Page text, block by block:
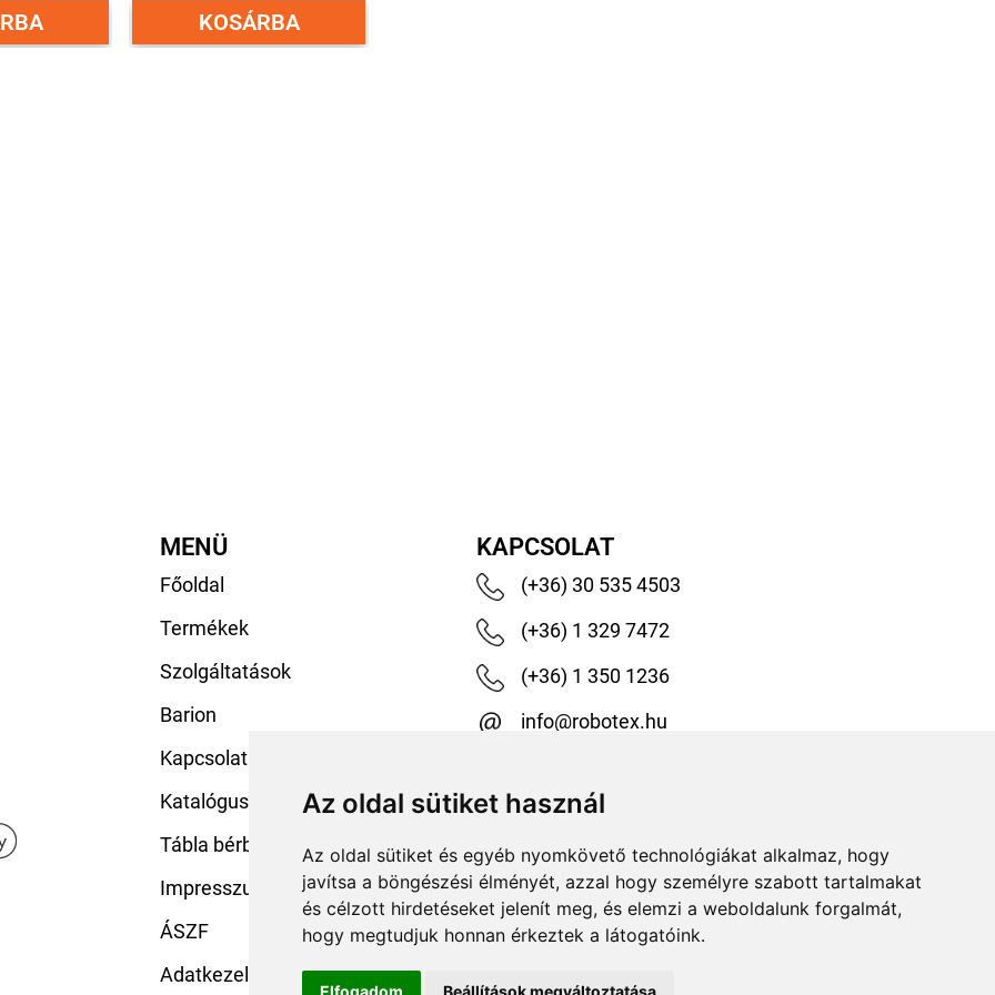
Az oldal sütiket használ
Az oldal sütiket és egyéb nyomkövető technológiákat alkalmaz, hogy
javítsa a böngészési élményét, azzal hogy személyre szabott tartalmakat
és célzott hirdetéseket jelenít meg, és elemzi a weboldalunk forgalmát,
hogy megtudjuk honnan érkeztek a látogatóink.
Elfogadom Beállítások megváltoztatása
KOSÁRBA
MENÜ
Főoldal
Termékek
Szolgáltatások
Barion
Kapcsolat
Katalógusaink
Tábla bérbeadás
Impresszum
ÁSZF
Adatkezelési tájékoztató
KAPCSOLAT
(+36) 30 535 4503
(+36) 1 329 7472
(+36) 1 350 1236
info@robotex.hu
@robotexhungary
@robotexkiadoiuzletag